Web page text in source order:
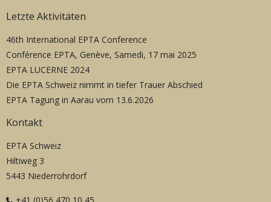
Letzte Aktivitäten
46th International EPTA Conference
Conférence EPTA, Genève, Samedi, 17 mai 2025
EPTA LUCERNE 2024
Die EPTA Schweiz nimmt in tiefer Trauer Abschied
EPTA Tagung in Aarau vom 13.6.2026
Kontakt
EPTA Schweiz
Hiltiweg 3
5443 Niederrohrdorf